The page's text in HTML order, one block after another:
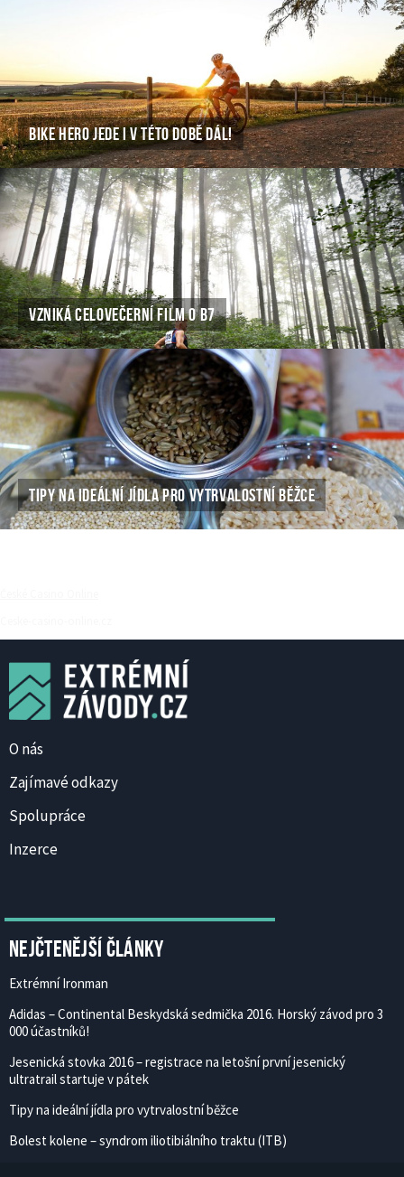
BIKE HERO JEDE I V TÉTO DOBĚ DÁL!
VZNIKÁ CELOVEČERNÍ FILM O B7
TIPY NA IDEÁLNÍ JÍDLA PRO VYTRVALOSTNÍ BĚŽCE
O nás
Zajímavé odkazy
Spolupráce
Inzerce
Nejčtenější články
Extrémní Ironman
Adidas – Continental Beskydská sedmička 2016. Horský závod pro 3
000 účastníků!
Jesenická stovka 2016 – registrace na letošní první jesenický
ultratrail startuje v pátek
Tipy na ideální jídla pro vytrvalostní běžce
Bolest kolene – syndrom iliotibiálního traktu (ITB)